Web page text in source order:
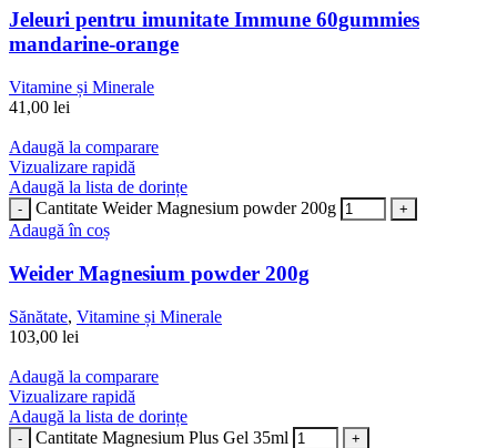
Jeleuri pentru imunitate Immune 60gummies
mandarine-orange
Vitamine și Minerale
41,00 lei
Adaugă la comparare
Vizualizare rapidă
Adaugă la lista de dorințe
Cantitate Weider Magnesium powder 200g
Adaugă în coș
Weider Magnesium powder 200g
Sănătate, Vitamine și Minerale
103,00 lei
Adaugă la comparare
Vizualizare rapidă
Adaugă la lista de dorințe
Cantitate Magnesium Plus Gel 35ml